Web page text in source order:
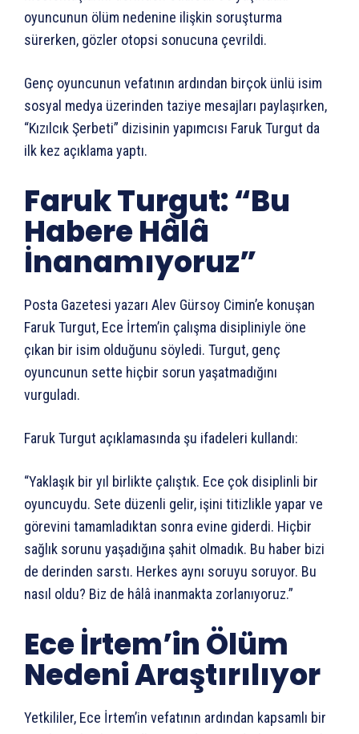
oyuncunun ölüm nedenine ilişkin soruşturma
sürerken, gözler otopsi sonucuna çevrildi.
Genç oyuncunun vefatının ardından birçok ünlü isim
sosyal medya üzerinden taziye mesajları paylaşırken,
“Kızılcık Şerbeti” dizisinin yapımcısı Faruk Turgut da
ilk kez açıklama yaptı.
Faruk Turgut: “Bu
Habere Hâlâ
İnanamıyoruz”
Posta Gazetesi yazarı Alev Gürsoy Cimin’e konuşan
Faruk Turgut, Ece İrtem’in çalışma disipliniyle öne
çıkan bir isim olduğunu söyledi. Turgut, genç
oyuncunun sette hiçbir sorun yaşatmadığını
vurguladı.
Faruk Turgut açıklamasında şu ifadeleri kullandı:
“Yaklaşık bir yıl birlikte çalıştık. Ece çok disiplinli bir
oyuncuydu. Sete düzenli gelir, işini titizlikle yapar ve
görevini tamamladıktan sonra evine giderdi. Hiçbir
sağlık sorunu yaşadığına şahit olmadık. Bu haber bizi
de derinden sarstı. Herkes aynı soruyu soruyor. Bu
nasıl oldu? Biz de hâlâ inanmakta zorlanıyoruz.”
Ece İrtem’in Ölüm
Nedeni Araştırılıyor
Yetkililer, Ece İrtem’in vefatının ardından kapsamlı bir